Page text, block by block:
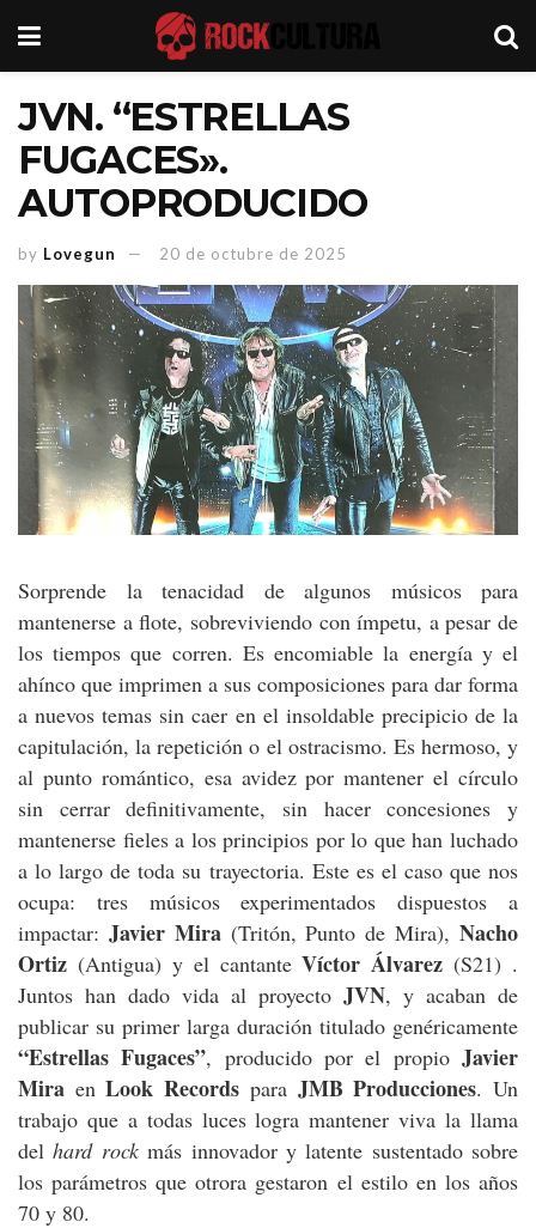
JVN. “ESTRELLAS
FUGACES».
AUTOPRODUCIDO
by Lovegun 20 de octubre de 2025
Sorprende la tenacidad de algunos músicos para
mantenerse a flote, sobreviviendo con ímpetu, a pesar de
los tiempos que corren. Es encomiable la energía y el
ahínco que imprimen a sus composiciones para dar forma
a nuevos temas sin caer en el insoldable precipicio de la
capitulación, la repetición o el ostracismo. Es hermoso, y
al punto romántico, esa avidez por mantener el círculo
sin cerrar definitivamente, sin hacer concesiones y
mantenerse fieles a los principios por lo que han luchado
a lo largo de toda su trayectoria. Este es el caso que nos
ocupa: tres músicos experimentados dispuestos a
impactar: Javier Mira(Tritón, Punto de Mira),Nacho
Ortiz (Antigua) y el cantanteVíctor Álvarez (S21) .
Juntos han dado vida al proyecto JVN, y acaban de
publicar su primer larga duración titulado genéricamente
“Estrellas Fugaces”, producido por el propioJavier
Mira enLook Records para JMB Producciones. Un
trabajo que a todas luces logra mantener viva la llama
delhard rockmás innovador y latente sustentado sobre
los parámetros que otrora gestaron el estilo en los años
70 y 80.